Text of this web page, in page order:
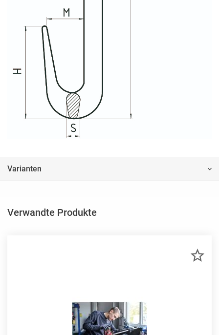
Varianten
Verwandte Produkte